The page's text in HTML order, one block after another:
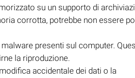
su un supporto di
corrotta, potrebbe non essere
presenti sul computer.
la riproduzione.
accidentale dei dati o la